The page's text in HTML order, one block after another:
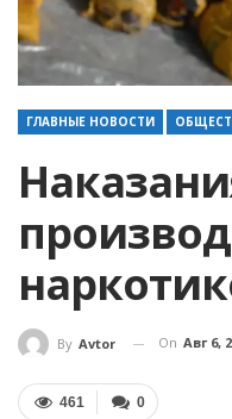
ГЛАВНЫЕ НОВОСТИ
By Avtor On Авг 6,
0
461